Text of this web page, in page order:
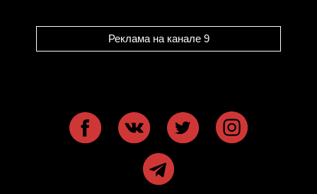
Реклама на канале 9